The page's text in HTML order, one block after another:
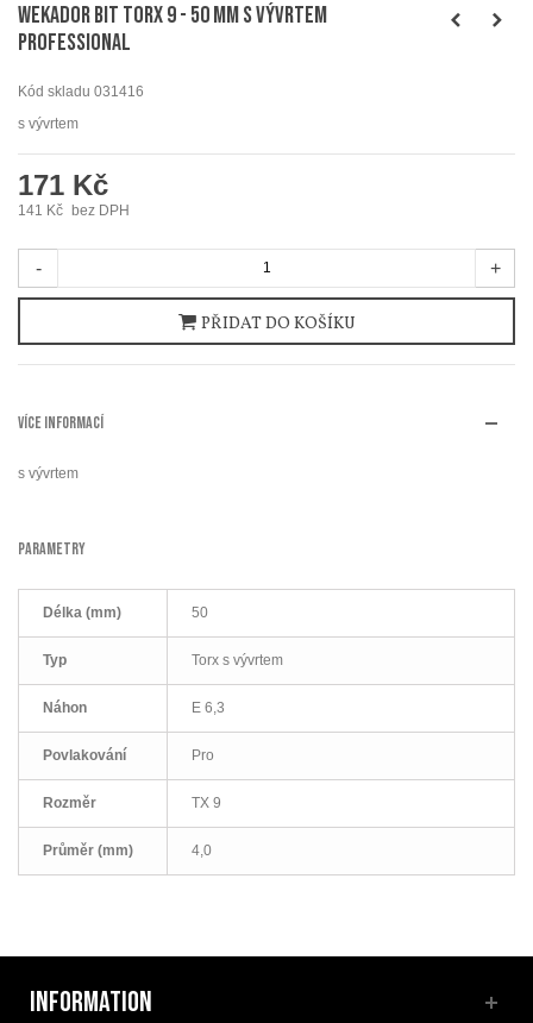
WEKADOR Bit torx 9 - 50 mm s vývrtem
Professional
Kód skladu 031416
s vývrtem
171 Kč
141 Kč bez DPH
- +
PŘIDAT DO KOŠÍKU
VÍCE INFORMACÍ
s vývrtem
PARAMETRY
Délka (mm) 50
Typ Torx s vývrtem
Náhon E 6,3
Povlakování Pro
Rozměr TX 9
Průměr (mm) 4,0
INFORMATION